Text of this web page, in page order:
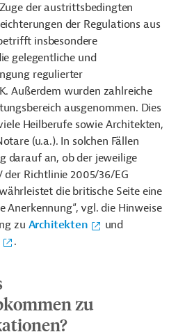
der austrittsbedingten
der Regulations aus
insbesondere
gelegentliche und
regulierter
Außerdem wurden zahlreiche
ausgenommen. Dies
Heilberufe sowie Architekten,
(u.a.). In solchen Fällen
darauf an, ob der jeweilige
der Richtlinie 2005/36/EG
die britische Seite eine
Anerkennung“, vgl. die Hinweise
zu Architekten
und
.
zu